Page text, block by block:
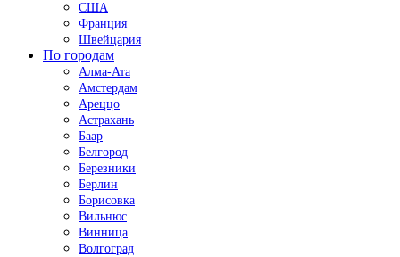
США
Франция
Швейцария
По городам
Алма-Ата
Амстердам
Ареццо
Астрахань
Баар
Белгород
Березники
Берлин
Борисовка
Вильнюс
Винница
Волгоград